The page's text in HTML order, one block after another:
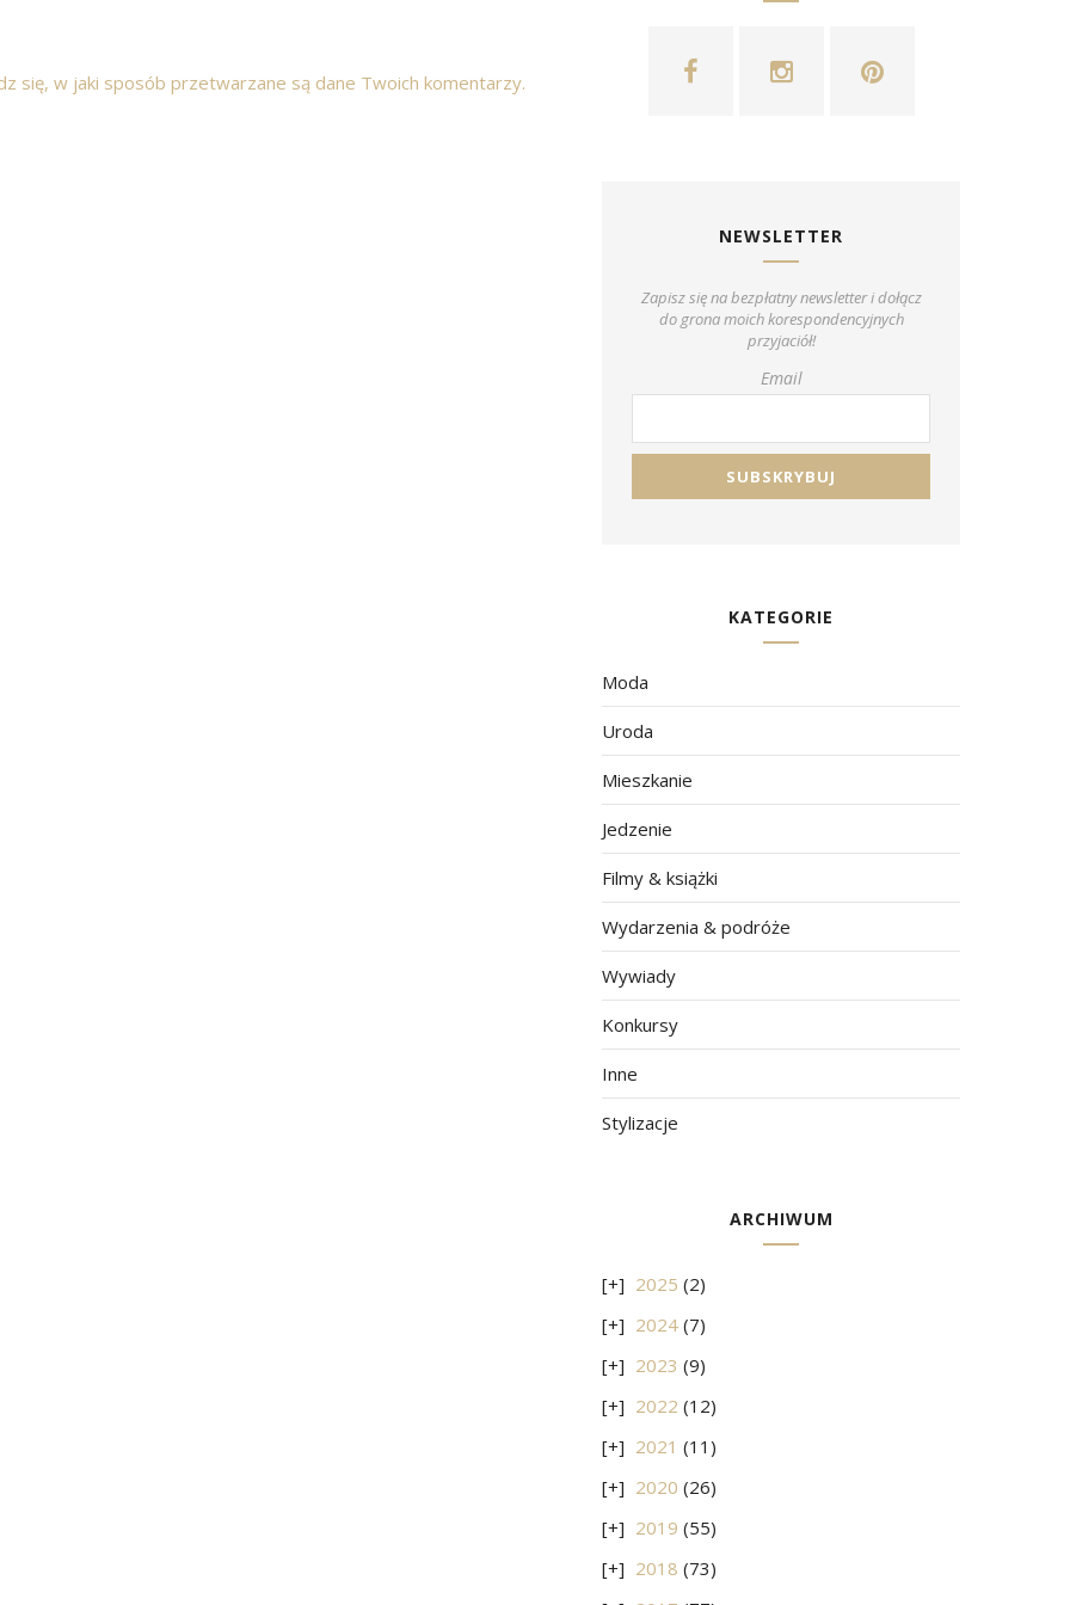
się, w jaki sposób przetwarzane są dane Twoich komentarzy.
NEWSLETTER
Zapisz się na bezpłatny newsletter i dołącz
do grona moich korespondencyjnych
przyjaciół!
Email
KATEGORIE
Moda
Uroda
Mieszkanie
Jedzenie
Filmy & książki
Wydarzenia & podróże
Wywiady
Konkursy
Inne
Stylizacje
ARCHIWUM
2025 (2)
2024 (7)
2023 (9)
2022 (12)
2021 (11)
2020 (26)
2019 (55)
2018 (73)